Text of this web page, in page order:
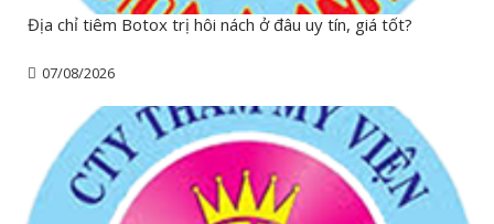
Địa chỉ tiêm Botox trị hôi nách ở đâu uy tín, giá tốt?
07/08/2026